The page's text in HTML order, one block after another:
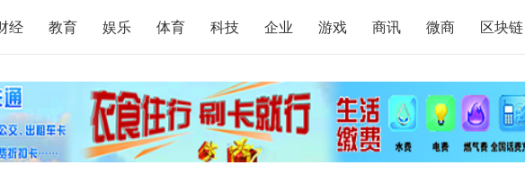
经 教育 娱乐 体育 科技 企业 游戏 商讯 微商 区块链